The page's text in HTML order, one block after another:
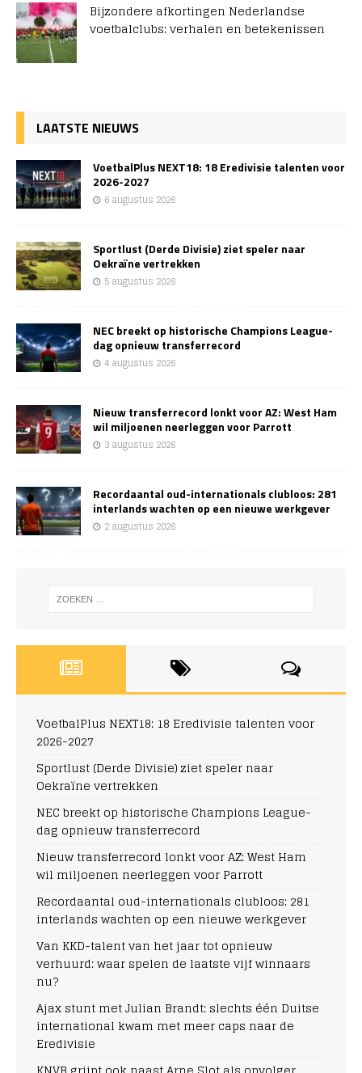
Bijzondere afkortingen Nederlandse
voetbalclubs: verhalen en betekenissen
LAATSTE NIEUWS
VoetbalPlus NEXT18: 18 Eredivisie talenten voor
2026-2027
6 augustus 2026
Sportlust (Derde Divisie) ziet speler naar
Oekraïne vertrekken
5 augustus 2026
NEC breekt op historische Champions League-
dag opnieuw transferrecord
4 augustus 2026
Nieuw transferrecord lonkt voor AZ: West Ham
wil miljoenen neerleggen voor Parrott
3 augustus 2026
Recordaantal oud-internationals clubloos: 281
interlands wachten op een nieuwe werkgever
2 augustus 2026
VoetbalPlus NEXT18: 18 Eredivisie talenten voor
2026-2027
Sportlust (Derde Divisie) ziet speler naar
Oekraïne vertrekken
NEC breekt op historische Champions League-
dag opnieuw transferrecord
Nieuw transferrecord lonkt voor AZ: West Ham
wil miljoenen neerleggen voor Parrott
Recordaantal oud-internationals clubloos: 281
interlands wachten op een nieuwe werkgever
Van KKD-talent van het jaar tot opnieuw
verhuurd: waar spelen de laatste vijf winnaars
nu?
Ajax stunt met Julian Brandt: slechts één Duitse
international kwam met meer caps naar de
Eredivisie